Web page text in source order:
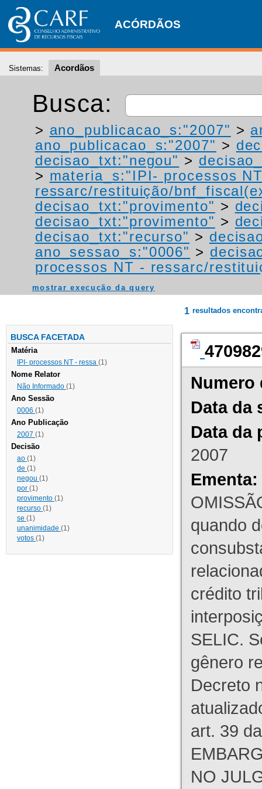
ACÓRDÃOS
Sistemas: Acordãos
Busca:
> ano_publicacao_s:"2007" >
ano_publicacao_s:"2007" >
decisao_txt:"negou" >
> materia_s:"IPI- processos
ressarc/restituição/
decisao_txt:"provimento" >
decisao_txt:"provimento" >
decisao_txt:"recurso" >
ano_sessao_s:"0006" >
processos NT - ressarc/
mostrar execução da query
BUSCA FACETADA
Matéria
IPI- processos NT - ressa (1)
Nome Relator
Não Informado (1)
Ano Sessão
0006 (1)
Ano Publicação
2007 (1)
Decisão
ao (1)
de (1)
negou (1)
por (1)
provimento (1)
recurso (1)
se (1)
unanimidade (1)
votos (1)
1 resultados
Numero
Data da
Data da
2007
Ementa:
quando
crédito
SELIC.
gênero
Decreto
art. 39
NO